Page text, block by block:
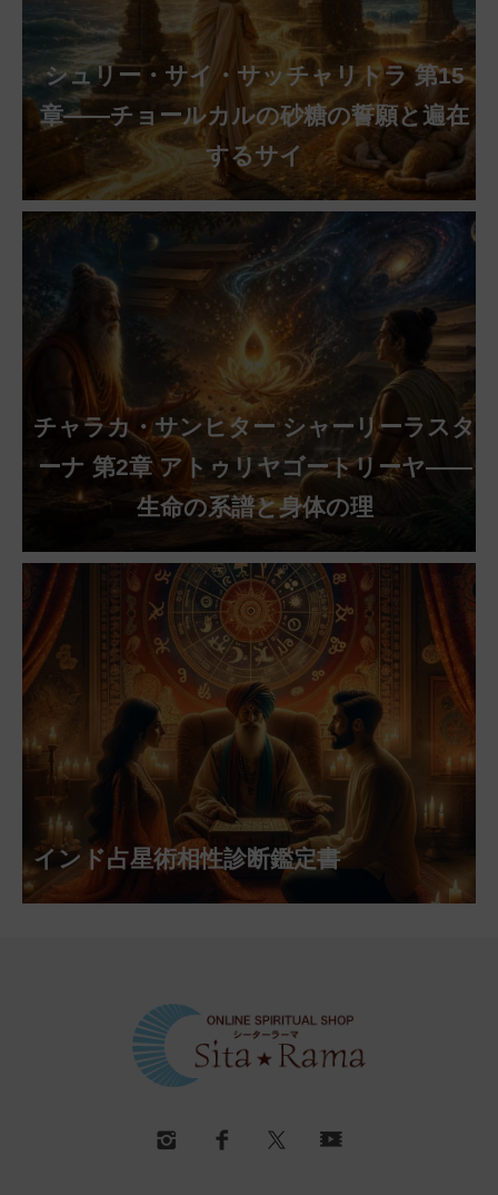
シュリー・サイ・サッチャリトラ 第15
章——チョールカルの砂糖の誓願と遍在
するサイ
チャラカ・サンヒター シャーリーラスタ
ーナ 第2章 アトゥリヤゴートリーヤ——
生命の系譜と身体の理
インド占星術相性診断鑑定書